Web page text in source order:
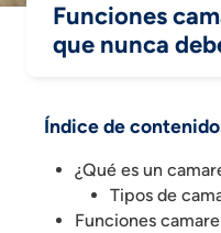
Funciones
que nunca
Índice de
¿Qué es un
Tipos de
Funciones